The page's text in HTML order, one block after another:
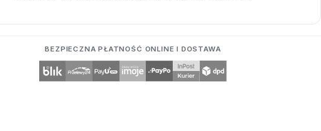
BEZPIECZNA PŁATNOŚĆ ONLINE I DOSTAWA